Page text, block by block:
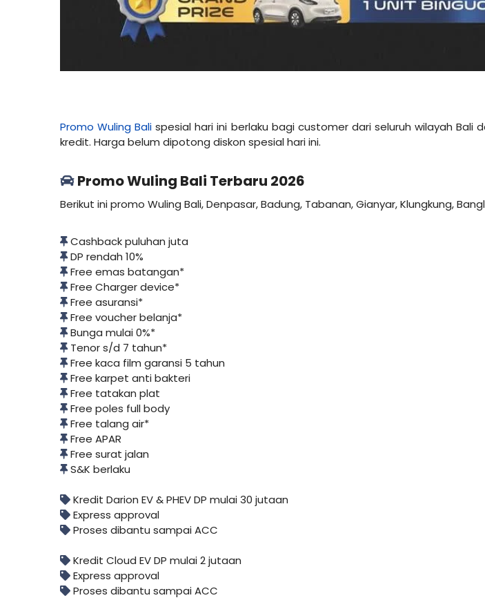
Promo Wuling Bali spesial hari ini berlaku bagi customer dari seluruh wilayah Bali
kredit. Harga belum dipotong diskon spesial hari ini.
Promo Wuling Bali Terbaru 2026
Berikut ini promo Wuling Bali, Denpasar, Badung, Tabanan, Gianyar, Klungkung,
Cashback puluhan juta
DP rendah 10%
Free emas batangan*
Free Charger device*
Free asuransi*
Free voucher belanja*
Bunga mulai 0%*
Tenor s/d 7 tahun*
Free kaca film garansi 5 tahun
Free karpet anti bakteri
Free tatakan plat
Free poles full body
Free talang air*
Free APAR
Free surat jalan
S&K berlaku
Kredit Darion EV & PHEV DP mulai 30 jutaan
Express approval
Proses dibantu sampai ACC
Kredit Cloud EV DP mulai 2 jutaan
Express approval
Proses dibantu sampai ACC